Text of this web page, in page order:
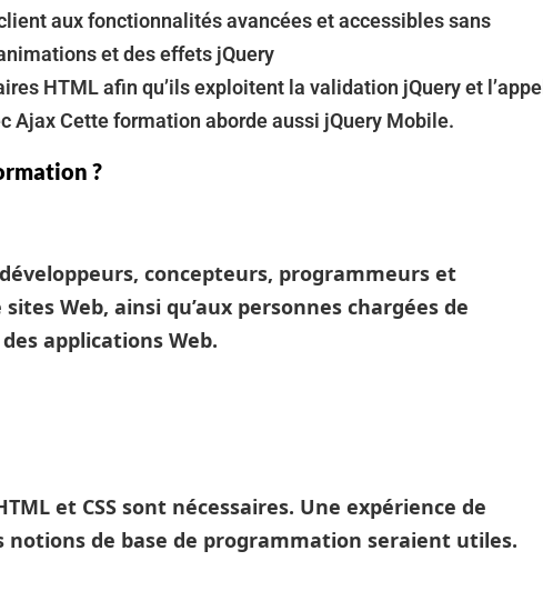
aux fonctionnalités avancées et accessibles sans
et des effets jQuery
HTML afin qu’ils exploitent la validation jQuery et l’appel
Ajax Cette formation aborde aussi jQuery Mobile.
?
développeurs, concepteurs, programmeurs et
Web, ainsi qu’aux personnes chargées de
applications Web.
et CSS sont nécessaires. Une expérience de
notions de base de programmation seraient utiles.